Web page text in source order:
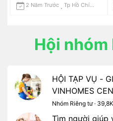
2 Năm Trước Tp Hồ Chí Minh
Hội
HỘI TẠP VỤ -
VINHOMES
Nhóm Riêng tư ·
Tìm người giúp